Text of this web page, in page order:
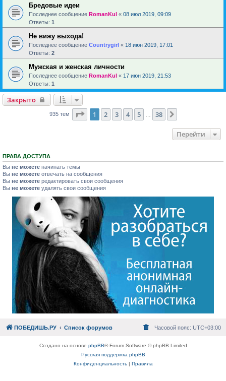
Бредовые идеи
Последнее сообщение RomanKul « 08 июл 2019, 09:09
Ответы: 1
Не вижу выхода!
Последнее сообщение Countrygirl « 18 июн 2019, 17:01
Ответы: 2
Мужская и женская личности
Последнее сообщение RomanKul « 17 июн 2019, 21:53
Ответы: 1
Закрыто
935 тем Страница из 38
1 2 3 4 5 38
Перейти
ПРАВА ДОСТУПА
Вы не можете начинать темы
Вы не можете отвечать на сообщения
Вы не можете редактировать свои сообщения
Вы не можете удалять свои сообщения
ПОБЕДИШЬ.РУ Список форумов Часовой пояс: UTC+03:00
Создано на основе phpBB® Forum Software © phpBB Limited
Русская поддержка phpBB
Конфиденциальность| Правила